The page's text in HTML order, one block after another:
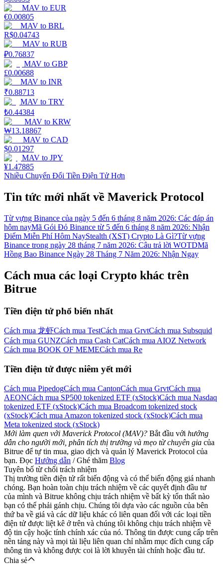
MAV to EUR
€0.00805
MAV to BRL
R$0.04743
MAV to RUB
₽0.76837
MAV to GBP
£0.00688
MAV to INR
₹0.88713
MAV to TRY
₺0.44384
MAV to KRW
₩13.18867
MAV to CAD
$0.01297
MAV to JPY
¥1.47885
Nhiều Chuyển Đổi Tiền Điện Tử Hơn
Tin tức mới nhất về Maverick Protocol
Từ vựng Binance của ngày 5 đến 6 tháng 8 năm 2026: Các đáp án
hôm nayMã Gói Đỏ Binance từ 5 đến 6 tháng 8 năm 2026: Nhận
Điểm Miễn Phí Hôm NayStealth (XST) Crypto Là Gì?Từ vựng
Binance trong ngày 28 tháng 7 năm 2026: Câu trả lời WOTDMã
Hồng Bao Binance Ngày 28 Tháng 7 Năm 2026: Nhận Ngay
Cách mua các loại Crypto khác trên
Bitrue
Tiền điện tử phổ biến nhất
Cách mua 龙虾Cách mua TestCách mua GrvtCách mua Subsquid
Cách mua GUNZCách mua Cash CatCách mua AIOZ Network
Cách mua BOOK OF MEMECách mua Re
Tiền điện tử được niêm yết mới
Cách mua PipedogCách mua CantonCách mua GrvtCách mua
AEONCách mua SP500 tokenized ETF (xStock)Cách mua Nasdaq
tokenized ETF (xStock)Cách mua Broadcom tokenized stock
(xStock)Cách mua Amazon tokenized stock (xStock)Cách mua
Meta tokenized stock (xStock)
Mới làm quen với Maverick Protocol (MAV)? Bắt đầu với hướng
dẫn cho người mới, phân tích thị trường và mẹo từ chuyên gia của
Bitrue để tự tin mua, giao dịch và quản lý Maverick Protocol của
bạn. Đọc Hướng dẫn / Ghé thăm Blog
Tuyên bố từ chối trách nhiệm
Thị trường tiền điện tử rất biến động và có thể biến động giá nhanh
chóng. Bạn hoàn toàn chịu trách nhiệm về các quyết định đầu tư
của mình và Bitrue không chịu trách nhiệm về bất kỳ tổn thất nào
bạn có thể phải gánh chịu. Chúng tôi dựa vào các nguồn của bên
thứ ba về giá và các dữ liệu khác có liên quan đối với các loại tiền
điện tử được liệt kê ở trên và chúng tôi không chịu trách nhiệm về
độ tin cậy hoặc tính chính xác của nó. Thông tin được cung cấp trên
nền tảng này và mọi tài liệu liên quan chỉ nhằm mục đích cung cấp
thông tin và không được coi là lời khuyên tài chính hoặc đầu tư.
Chia sẻ